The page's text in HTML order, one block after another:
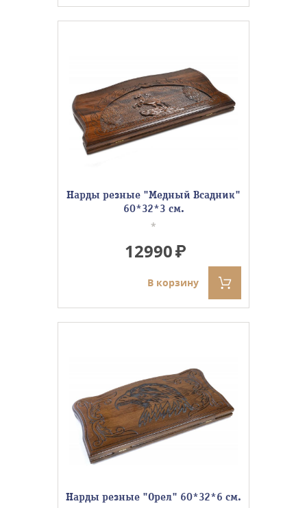
Нарды резные "Медный Всадник"
60*32*3 см.
*
12990
В корзину
Нарды резные "Орел" 60*32*6 см.